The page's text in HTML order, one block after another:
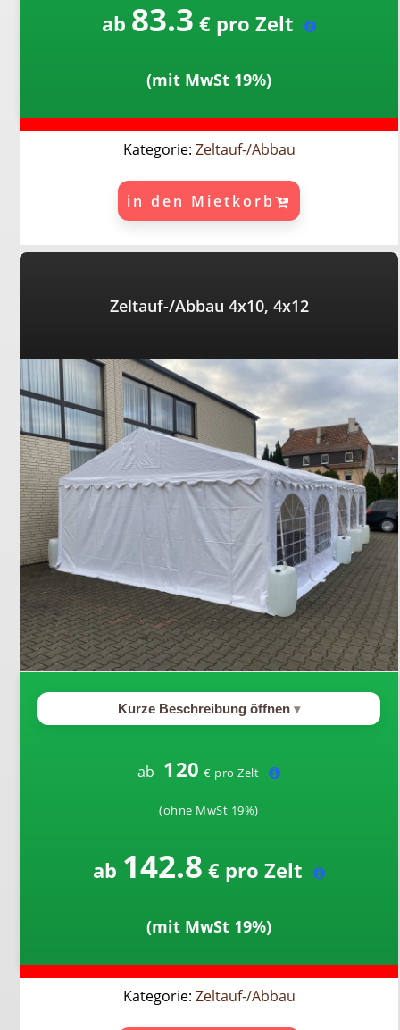
ab 83.3 € pro Zelt
(mit MwSt 19%)
Kategorie: Zeltauf-/Abbau
in den Mietkorb
Zeltauf-/Abbau 4x10, 4x12
Kurze Beschreibung öffnen
ab 120 € pro Zelt
(ohne MwSt 19%)
ab 142.8 € pro Zelt
(mit MwSt 19%)
Kategorie: Zeltauf-/Abbau